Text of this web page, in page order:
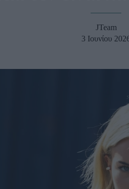
JTeam
3 Ιουνίου